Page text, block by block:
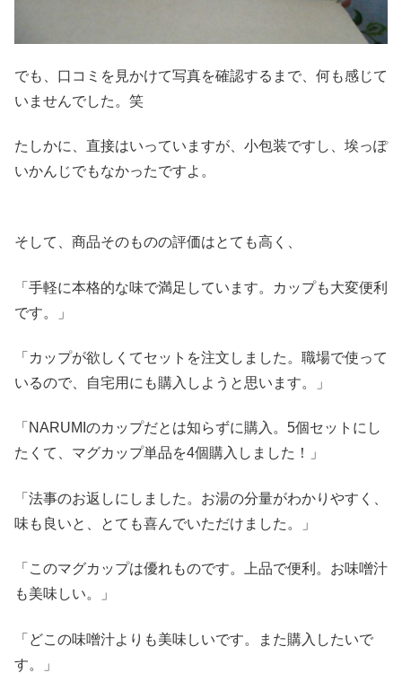
でも、口コミを見かけて写真を確認するまで、何も感じて
いませんでした。笑
たしかに、直接はいっていますが、小包装ですし、埃っぽ
いかんじでもなかったですよ。
そして、商品そのものの評価はとても高く、
「手軽に本格的な味で満足しています。カップも大変便利
です。」
「カップが欲しくてセットを注文しました。職場で使って
いるので、自宅用にも購入しようと思います。」
「NARUMIのカップだとは知らずに購入。5個セットにし
たくて、マグカップ単品を4個購入しました！」
「法事のお返しにしました。お湯の分量がわかりやすく、
味も良いと、とても喜んでいただけました。」
「このマグカップは優れものです。上品で便利。お味噌汁
も美味しい。」
「どこの味噌汁よりも美味しいです。また購入したいで
す。」